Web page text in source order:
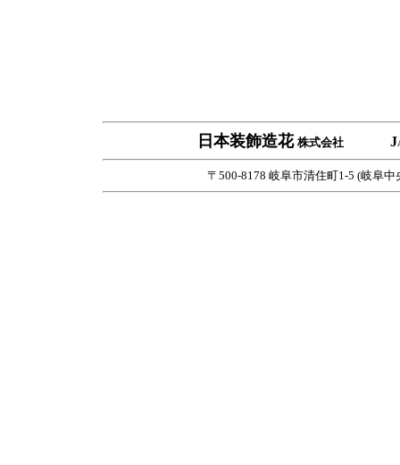
日本装飾造花 株式会社 J
〒500-8178 岐阜市清住町1-5 (岐阜